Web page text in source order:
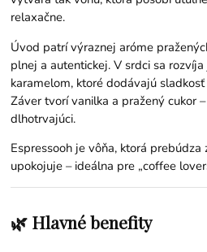
relaxačne.
Úvod patrí výraznej aróme
plnej a autentickej. V srdci sa
karamelom, ktoré dodávajú
Záver tvorí vanilka a pražený cukor
dlhotrvajúci.
Espressooh je vôňa, ktorá
upokojuje – ideálna pre „coffee
🌿 Hlavné benefity